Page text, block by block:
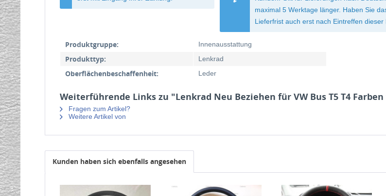
maximal 5 Werktage länger. Haben Sie
Lieferfrist auch erst nach Eintreffen dieser
Produktgruppe: Innenausstattung
Produkttyp: Lenkrad
Oberflächenbeschaffenheit: Leder
Weiterführende Links zu "Lenkrad Neu Beziehen für VW Bus T5 T4
Fragen zum Artikel?
Weitere Artikel von
Kunden haben sich ebenfalls angesehen